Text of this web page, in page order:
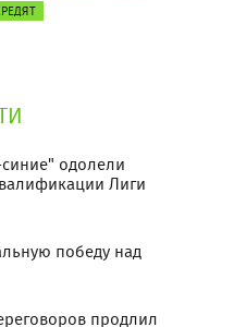
одолели
Лиги
победу над
продлил